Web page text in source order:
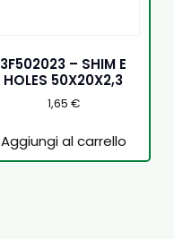
3F502023 – SHIM E
HOLES 50X20X2,3
1,65 €
Aggiungi al carrello